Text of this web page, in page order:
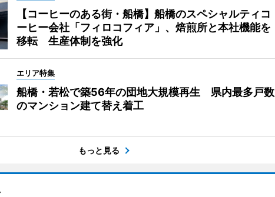
【コーヒーのある街・船橋】船橋のスペシャルティコ
ーヒー会社「フィロコフィア」、焙煎所と本社機能を
移転 生産体制を強化
エリア特集
船橋・若松で築56年の団地大規模再生 県内最多戸数
のマンション建て替え着工
もっと見る